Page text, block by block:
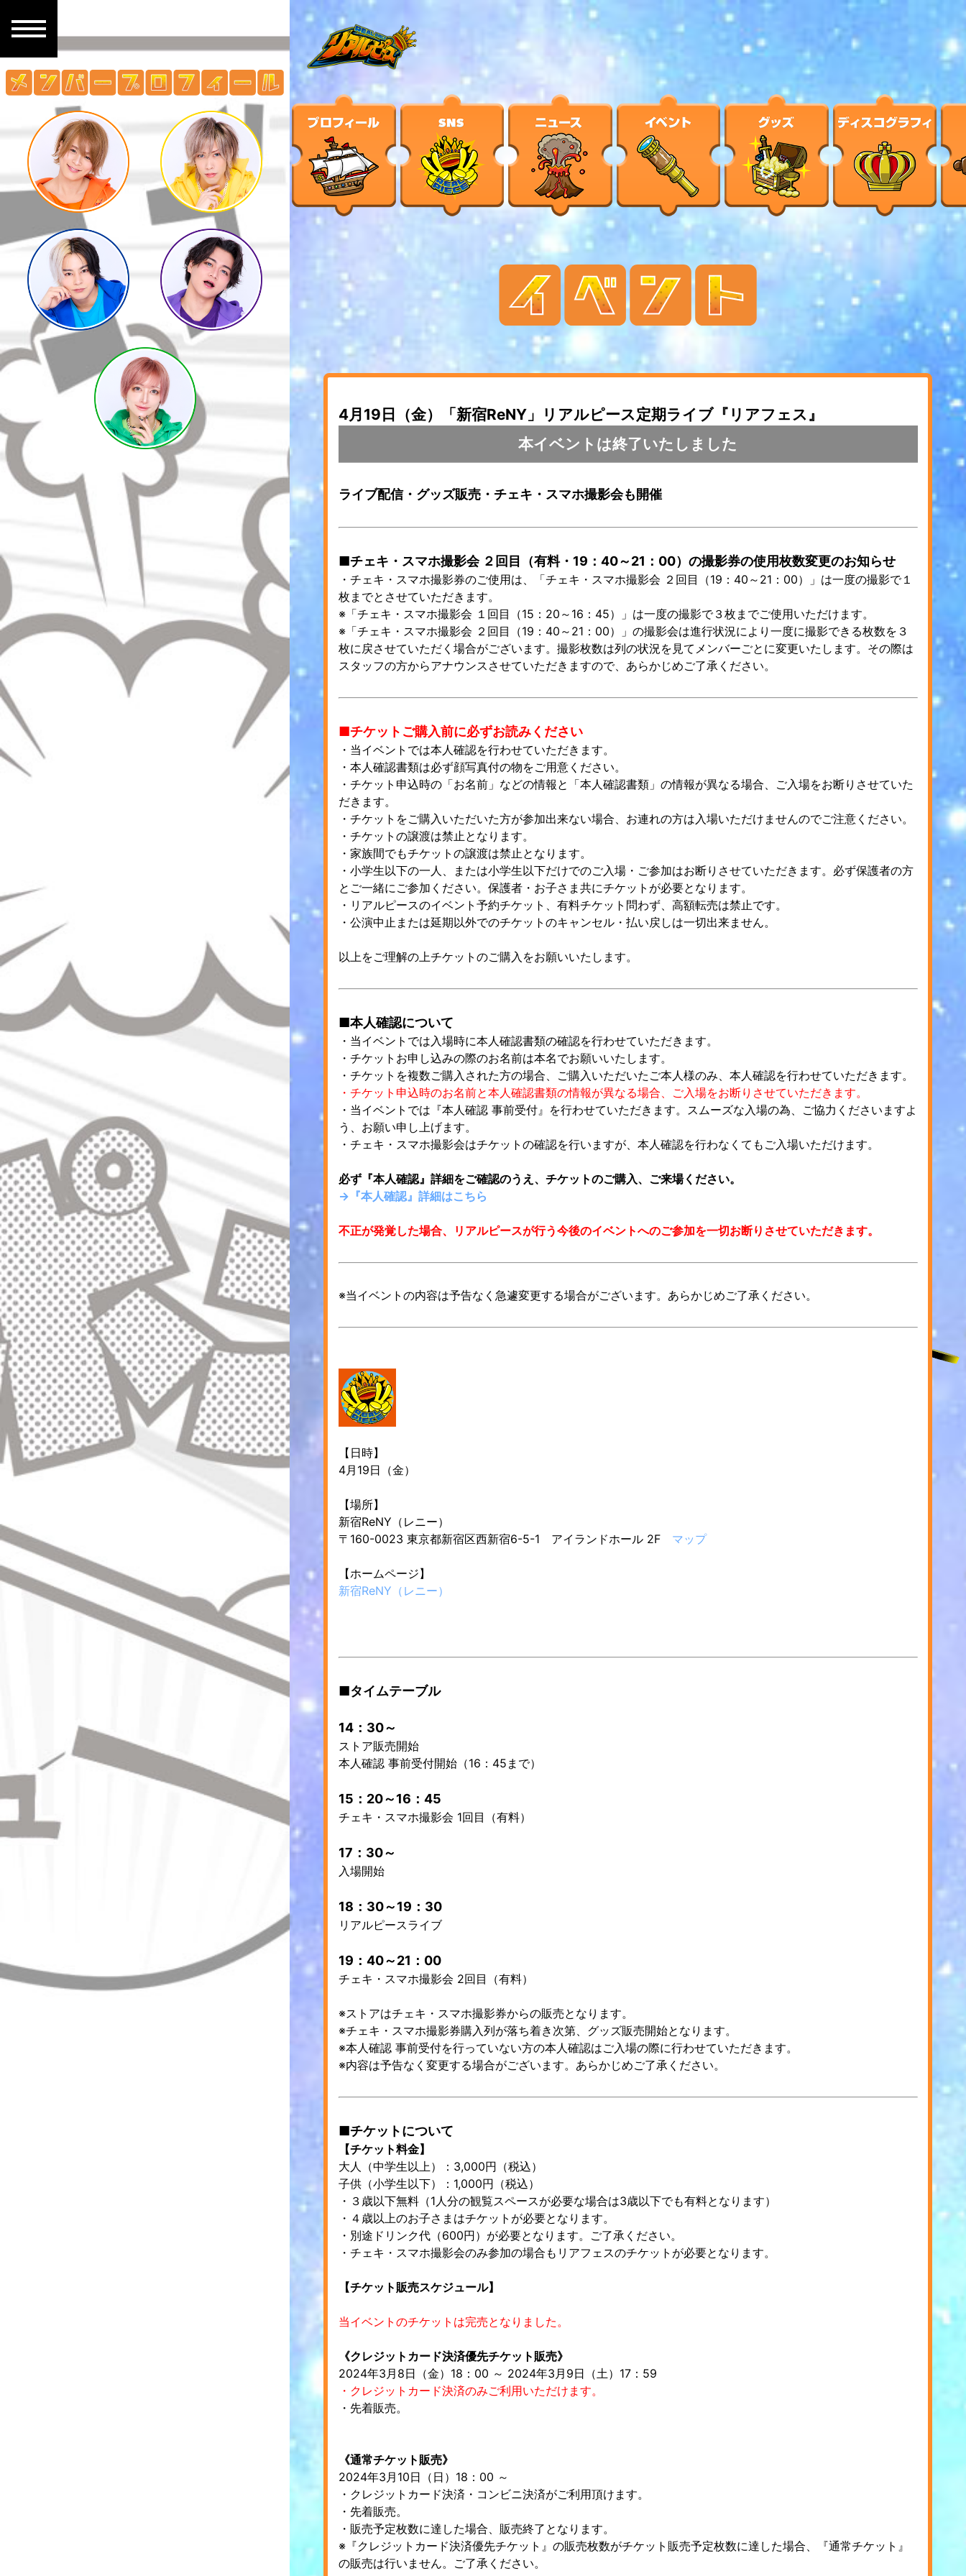
4月19日（金）「新宿ReNY」リアルピース定期ライブ『リアフェス』
本イベントは終了いたしました
ライブ配信・グッズ販売・チェキ・スマホ撮影会も開催
■チェキ・スマホ撮影会 ２回目（有料・19：40～21：00）の撮影券の使用枚数変更のお知らせ
・チェキ・スマホ撮影券のご使用は、「チェキ・スマホ撮影会 ２回目（19：40～21：00）」は一度の撮影で１
枚までとさせていただきます。
※「チェキ・スマホ撮影会 １回目（15：20～16：45）」は一度の撮影で３枚までご使用いただけます。
※「チェキ・スマホ撮影会 ２回目（19：40～21：00）」の撮影会は進行状況により一度に撮影できる枚数を３
枚に戻させていただく場合がございます。撮影枚数は列の状況を見てメンバーごとに変更いたします。その際は
スタッフの方からアナウンスさせていただきますので、あらかじめご了承ください。
■チケットご購入前に必ずお読みください
・当イベントでは本人確認を行わせていただきます。
・本人確認書類は必ず顔写真付の物をご用意ください。
・チケット申込時の「お名前」などの情報と「本人確認書類」の情報が異なる場合、ご入場をお断りさせていた
だきます。
・チケットをご購入いただいた方が参加出来ない場合、お連れの方は入場いただけませんのでご注意ください。
・チケットの譲渡は禁止となります。
・家族間でもチケットの譲渡は禁止となります。
・小学生以下の一人、または小学生以下だけでのご入場・ご参加はお断りさせていただきます。必ず保護者の方
とご一緒にご参加ください。保護者・お子さま共にチケットが必要となります。
・リアルピースのイベント予約チケット、有料チケット問わず、高額転売は禁止です。
・公演中止または延期以外でのチケットのキャンセル・払い戻しは一切出来ません。
以上をご理解の上チケットのご購入をお願いいたします。
■本人確認について
・当イベントでは入場時に本人確認書類の確認を行わせていただきます。
・チケットお申し込みの際のお名前は本名でお願いいたします。
・チケットを複数ご購入された方の場合、ご購入いただいたご本人様のみ、本人確認を行わせていただきます。
・チケット申込時のお名前と本人確認書類の情報が異なる場合、ご入場をお断りさせていただきます。
・当イベントでは『本人確認 事前受付』を行わせていただきます。スムーズな入場の為、ご協力くださいますよ
う、お願い申し上げます。
・チェキ・スマホ撮影会はチケットの確認を行いますが、本人確認を行わなくてもご入場いただけます。
必ず『本人確認』詳細をご確認のうえ、チケットのご購入、ご来場ください。
→『本人確認』詳細はこちら
不正が発覚した場合、リアルピースが行う今後のイベントへのご参加を一切お断りさせていただきます。
※当イベントの内容は予告なく急遽変更する場合がございます。あらかじめご了承ください。
【日時】
4月19日（金）
【場所】
新宿ReNY（レニー）
〒160-0023 東京都新宿区西新宿6-5-1 アイランドホール 2F マップ
【ホームページ】
新宿ReNY（レニー）
■タイムテーブル
14：30～
ストア販売開始
本人確認 事前受付開始（16：45まで）
15：20～16：45
チェキ・スマホ撮影会 1回目（有料）
17：30～
入場開始
18：30～19：30
リアルピースライブ
19：40～21：00
チェキ・スマホ撮影会 2回目（有料）
※ストアはチェキ・スマホ撮影券からの販売となります。
※チェキ・スマホ撮影券購入列が落ち着き次第、グッズ販売開始となります。
※本人確認 事前受付を行っていない方の本人確認はご入場の際に行わせていただきます。
※内容は予告なく変更する場合がございます。あらかじめご了承ください。
■チケットについて
【チケット料金】
大人（中学生以上）：3,000円（税込）
子供（小学生以下）：1,000円（税込）
・３歳以下無料（1人分の観覧スペースが必要な場合は3歳以下でも有料となります）
・４歳以上のお子さまはチケットが必要となります。
・別途ドリンク代（600円）が必要となります。ご了承ください。
・チェキ・スマホ撮影会のみ参加の場合もリアフェスのチケットが必要となります。
【チケット販売スケジュール】
当イベントのチケットは完売となりました。
《クレジットカード決済優先チケット販売》
2024年3月8日（金）18：00 ～ 2024年3月9日（土）17：59
・クレジットカード決済のみご利用いただけます。
・先着販売。
《通常チケット販売》
2024年3月10日（日）18：00 ～
・クレジットカード決済・コンビニ決済がご利用頂けます。
・先着販売。
・販売予定枚数に達した場合、販売終了となります。
※『クレジットカード決済優先チケット』の販売枚数がチケット販売予定枚数に達した場合、『通常チケット』
の販売は行いません。ご了承ください。